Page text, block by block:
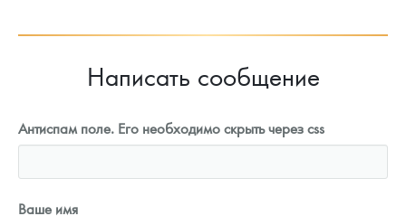
Написать сообщение
Антиспам поле. Его необходимо скрыть через css
Ваше имя